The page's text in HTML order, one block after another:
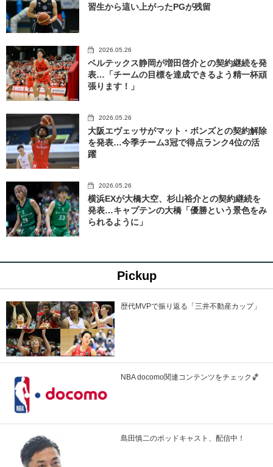
習生から這い上がったPGが残留
2026.05.26
ベルテックス静岡が増田啓介との契約継続を発
表…「チームの目標を達成できるよう精一杯頑
張ります！」
2026.05.26
大阪エヴェッサがマット・ボンズとの契約解除
を発表…今季チーム3冠で得点ランク4位の活
躍
2026.05.26
横浜EXが大橋大空、杉山裕介との契約継続を
発表…キャプテンの大橋「優勝という景色をみ
られるように」
Pickup
歴代MVPで振り返る「三井不動産カップ」
NBA docomo関連コンテンツをチェック🏀
島田慎二のポッドキャスト、配信中！